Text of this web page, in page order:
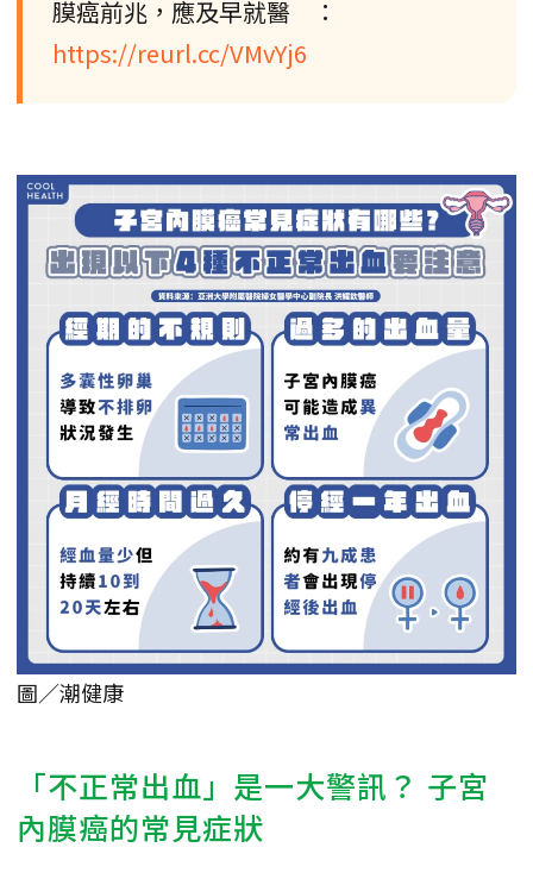
膜癌前兆，應及早就醫 ：
https://reurl.cc/VMvYj6
圖／潮健康
「不正常出血」是一大警訊？ 子宮
內膜癌的常見症狀